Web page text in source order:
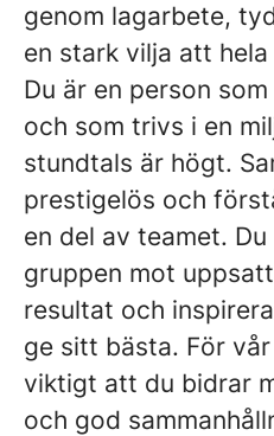
genom lagarbete,
en stark vilja att
Du är en person
och som trivs i en
stundtals är högt.
prestigelös och
en del av teamet.
gruppen mot
resultat och
ge sitt bästa. För
viktigt att du bidrar
och god